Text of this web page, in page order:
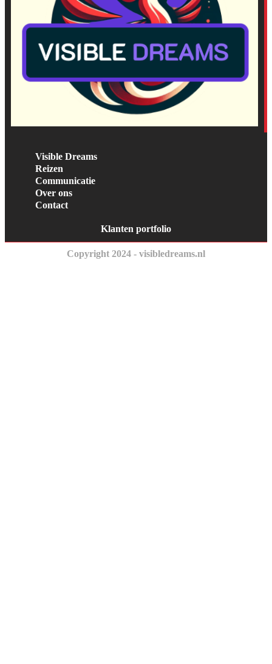
Visible Dreams
Reizen
Communicatie
Over ons
Contact
Klanten portfolio
Copyright 2024 - visibledreams.nl